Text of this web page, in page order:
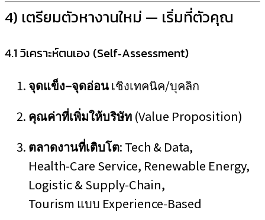
4) เตรียมตัวหางานใหม่ — เริ่มที่ตัวคุณ
4.1 วิเคราะห์ตนเอง (Self‑Assessment)
จุดแข็ง–จุดอ่อนเชิงเทคนิค/บุคลิก
คุณค่าที่เพิ่มให้บริษัท (Value Proposition)
ตลาดงานที่เติบโต: Tech & Data,
Health‑Care Service, Renewable Energy,
Logistic & Supply‑Chain,
Tourism แบบ Experience‑Based